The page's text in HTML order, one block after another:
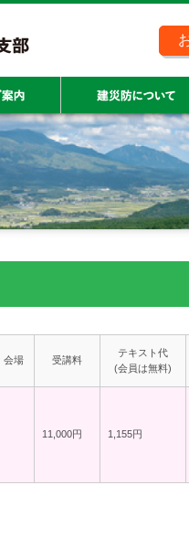
会場 受講料
テキスト代
(会員は無料)
11,000円 1,155円